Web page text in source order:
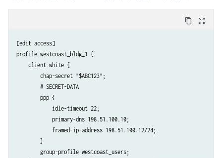
content_copy zoom_out_map
[edit access]
profile westcoast_bldg_1 {
    client white {
        chap-secret "$ABC123";
        # SECRET-DATA
        ppp {
            idle-timeout 22;
            primary-dns 198.51.100.10;
            framed-ip-address 198.51.100.12/24;
        }
        group-profile westcoast_users;